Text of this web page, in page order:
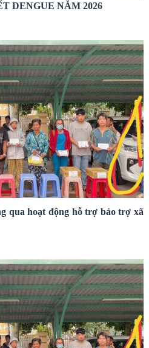
DENGUE NĂM 2026
qua hoạt động hỗ trợ bảo trợ xã